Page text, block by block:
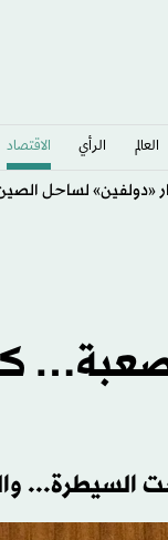
العالم الرأي الاقتصاد
«دولفين» لساحل